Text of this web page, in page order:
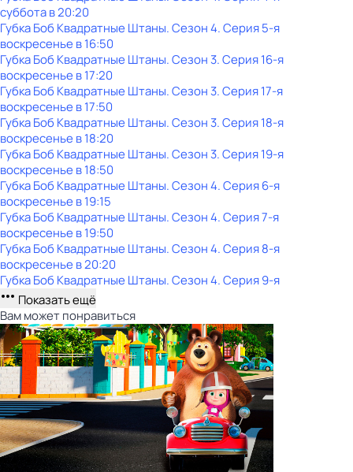
субботав20:20
Губка Боб Квадратные Штаны. Сезон 4. Серия 5-я
воскресенье в16:50
Губка Боб Квадратные Штаны. Сезон 3. Серия 16-я
воскресенье в17:20
Губка Боб Квадратные Штаны. Сезон 3. Серия 17-я
воскресенье в17:50
Губка Боб Квадратные Штаны. Сезон 3. Серия 18-я
воскресенье в18:20
Губка Боб Квадратные Штаны. Сезон 3. Серия 19-я
воскресенье в18:50
Губка Боб Квадратные Штаны. Сезон 4. Серия 6-я
воскресенье в19:15
Губка Боб Квадратные Штаны. Сезон 4. Серия 7-я
воскресенье в19:50
Губка Боб Квадратные Штаны. Сезон 4. Серия 8-я
воскресенье в20:20
Губка Боб Квадратные Штаны. Сезон 4. Серия 9-я
Показать ещё
Вам может понравиться